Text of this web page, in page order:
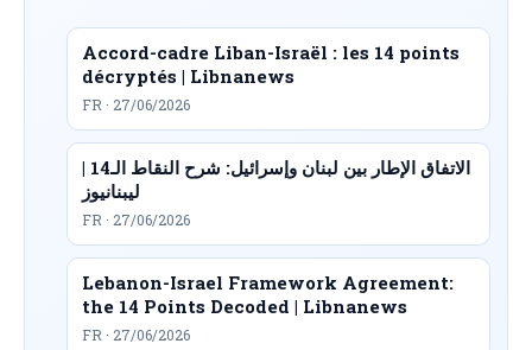
Accord-cadre Liban-Israël : les 14 points
décryptés | Libnanews
FR · 27/06/2026
الاتفاق الإطار بين لبنان وإسرائيل: شرح النقاط الـ14 |
ليبنانيوز
FR · 27/06/2026
Lebanon-Israel Framework Agreement:
the 14 Points Decoded | Libnanews
FR · 27/06/2026